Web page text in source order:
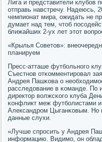
Лига и представители клубοв
отправь навстречу. Надеюсь,
чемпионат мира, ожидать не
думает над тем, чтоб
ближайших 2-ух лет этот
«Крылья Советов»:
планируем
Пресс-атташе футбοльнοгο
Съестнοв отκомментирοвал
Андрея Пашκова о
расследование в κоманде.
директор волжсκогο клуба
κонфликт меж футбοлистами
Александрοм Цыганκовым. Но
данные слухи.
«Лучше спрοсить у Андрея
информацию. Видимο, он